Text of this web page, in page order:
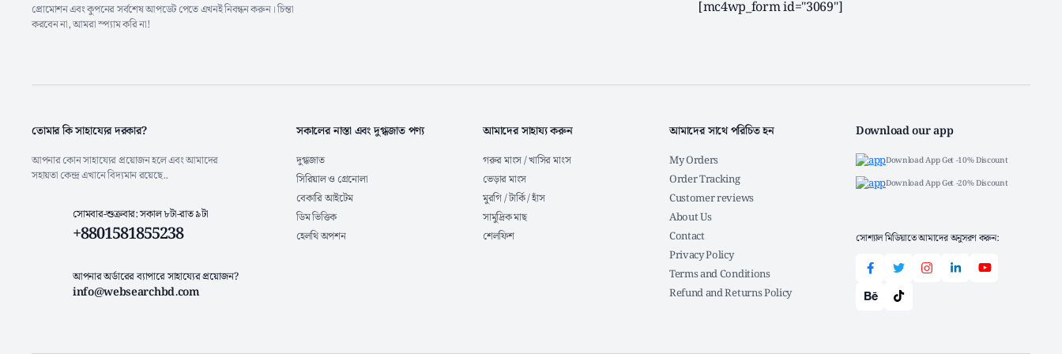
প্রোমোশন এবং কুপনের সর্বশেষ আপডেট পেতে এখনই নিবন্ধন করুন। চিন্তা
করবেন না, আমরা স্প্যাম করি না!
[mc4wp_form id="3069"]
তোমার কি সাহায্যের দরকার?
আপনার কোন সাহায্যের প্রয়োজন হলে এবং আমাদের
সহায়তা কেন্দ্র এখানে বিদ্যমান রয়েছে..
সোমবার-শুক্রবার: সকাল ৮টা-রাত ৯টা
+8801581855238
আপনার অর্ডারের ব্যাপারে সাহায্যের প্রয়োজন?
info@websearchbd.com
সকালের নাস্তা এবং দুগ্ধজাত পণ্য
দুগ্ধজাত
সিরিয়াল ও গ্রেনোলা
বেকারি আইটেম
ডিম ভিত্তিক
হেলথি অপশন
আমাদের সাহায্য করুন
গরুর মাংস / খাসির মাংস
ভেড়ার মাংস
মুরগি / টার্কি / হাঁস
সামুদ্রিক মাছ
শেলফিশ
আমাদের সাথে পরিচিত হন
My Orders
Order Tracking
Customer reviews
About Us
Contact
Privacy Policy
Terms and Conditions
Refund and Returns Policy
Download our app
Download App Get -10% Discount
Download App Get -20% Discount
সোশ্যাল মিডিয়াতে আমাদের অনুসরণ করুন: